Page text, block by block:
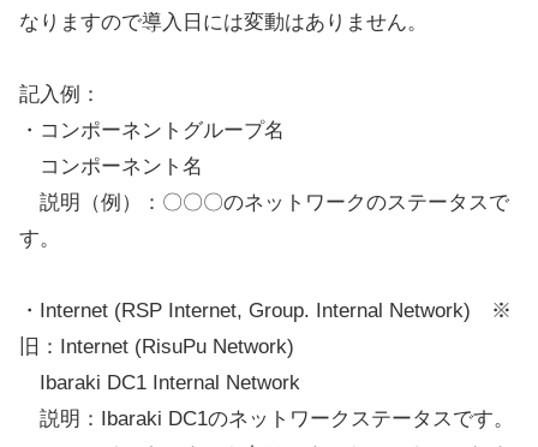
なりますので導入日には変動はありません。
記入例：
・コンポーネントグループ名
コンポーネント名
説明（例）：〇〇〇のネットワークのステータスで
す。
・Internet (RSP Internet, Group. Internal Network) ※
旧：Internet (RisuPu Network)
Ibaraki DC1 Internal Network
説明：Ibaraki DC1のネットワークステータスです。